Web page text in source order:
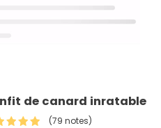
de canard inratable
(79 notes)